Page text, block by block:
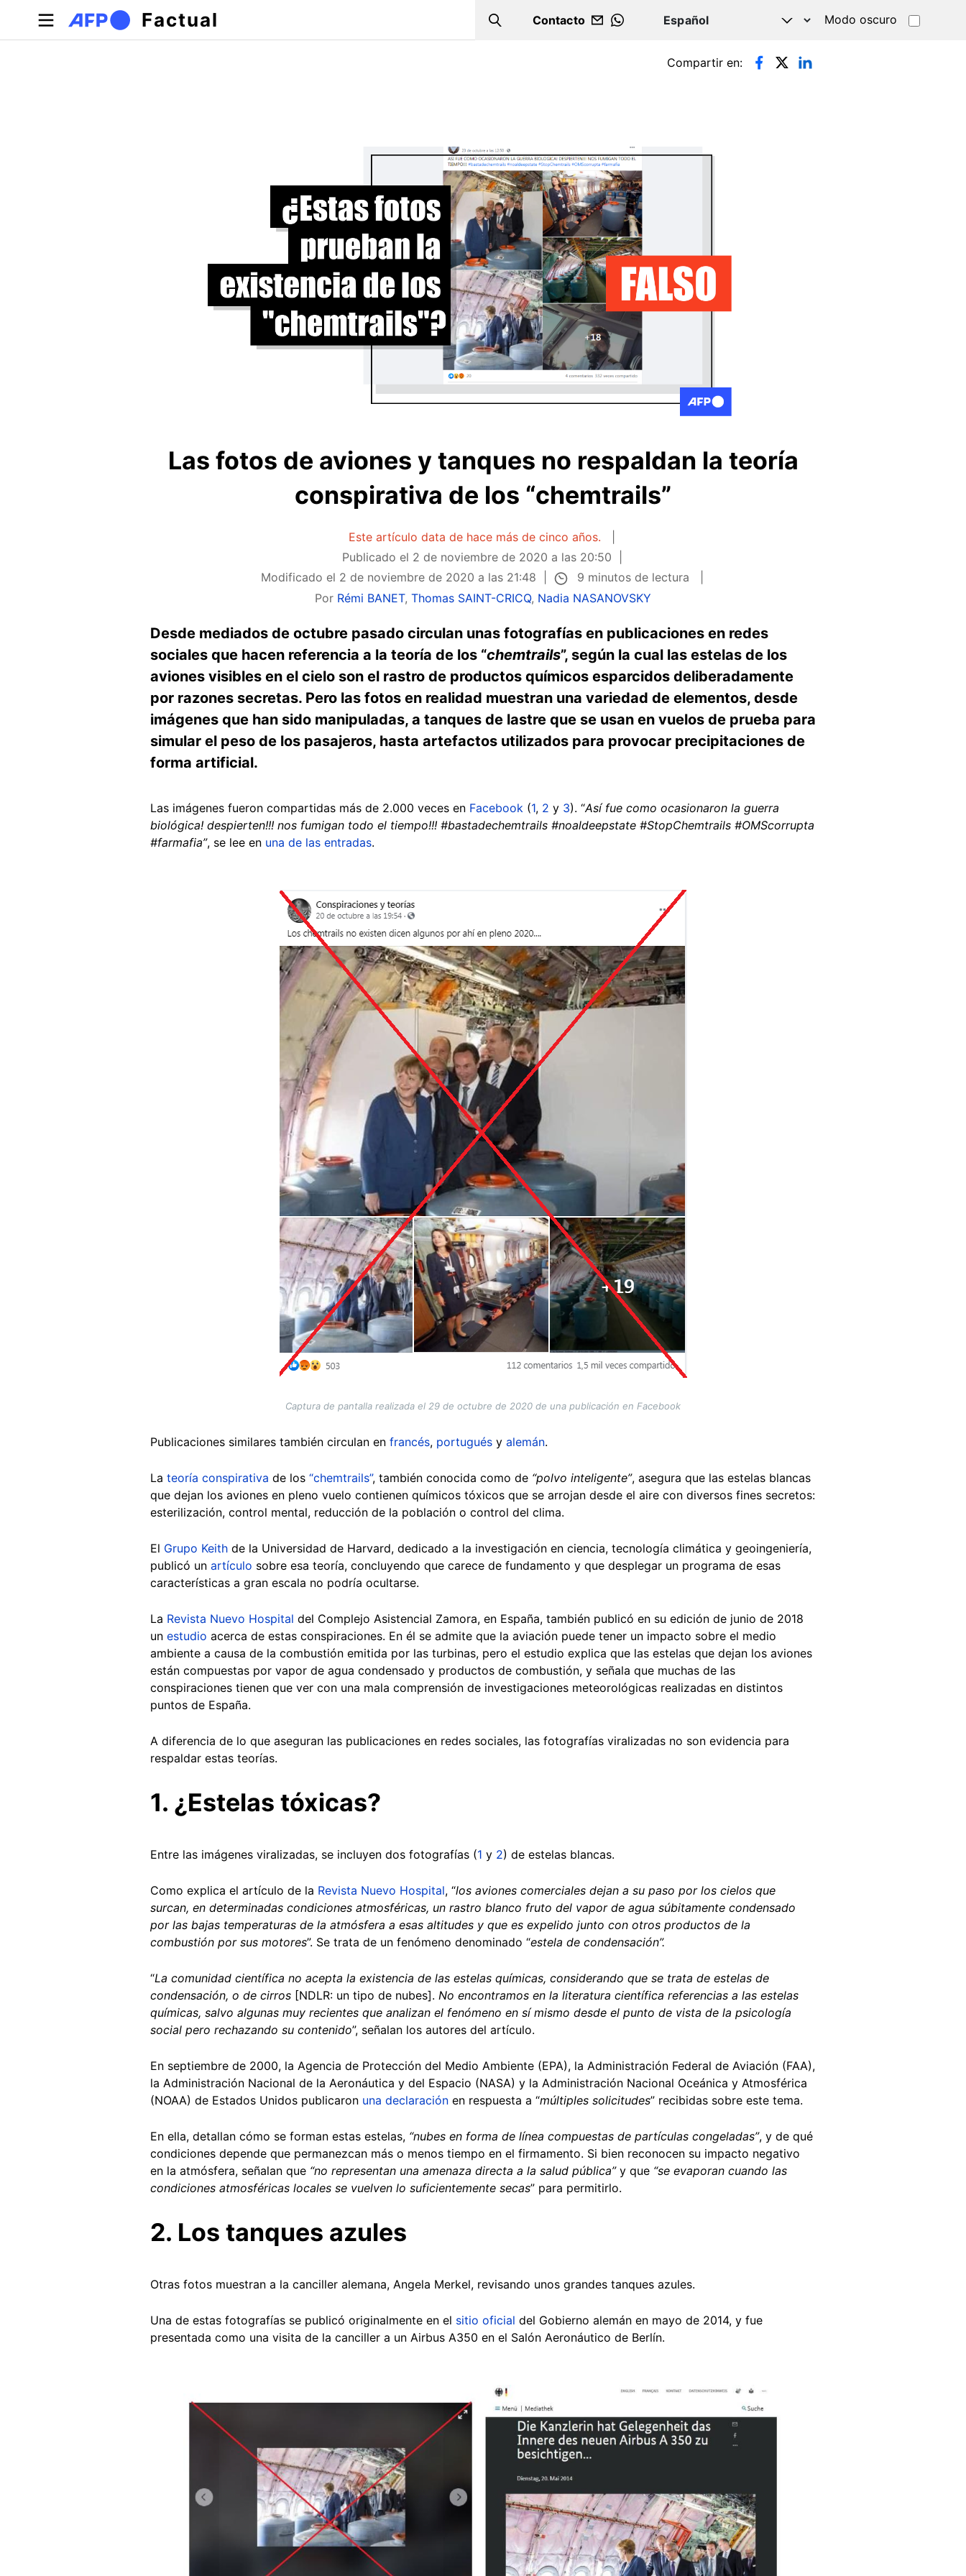
Pasar al contenido principal
Factual Search
Contacto
WHATSAPP
Modo oscuro
Solapas principales Compartir en:
Las fotos de aviones y tanques no respaldan la teoría
conspirativa de los “chemtrails”
Este artículo data de hace más de cinco años.
Publicado el 2 de noviembre de 2020 a las 20:50
Modificado el 2 de noviembre de 2020 a las 21:48
9 minutos de lectura
Por Rémi BANET, Thomas SAINT-CRICQ, Nadia NASANOVSKY
Desde mediados de octubre pasado circulan unas fotografías en publicaciones en redes
sociales que hacen referencia a la teoría de los “chemtrails”, según la cual las estelas de los
aviones visibles en el cielo son el rastro de productos químicos esparcidos deliberadamente
por razones secretas. Pero las fotos en realidad muestran una variedad de elementos, desde
imágenes que han sido manipuladas, a tanques de lastre que se usan en vuelos de prueba para
simular el peso de los pasajeros, hasta artefactos utilizados para provocar precipitaciones de
forma artificial.
Las imágenes fueron compartidas más de 2.000 veces en Facebook (1, 2 y 3). “Así fue como ocasionaron la guerra
biológica! despierten!!! nos fumigan todo el tiempo!!! #bastadechemtrails #noaldeepstate #StopChemtrails #OMScorrupta
#farmafia”, se lee en una de las entradas.
Captura de pantalla realizada el 29 de octubre de 2020 de una publicación en Facebook
Publicaciones similares también circulan en francés, portugués y alemán.
La teoría conspirativa de los “chemtrails”, también conocida como de “polvo inteligente”, asegura que las estelas blancas
que dejan los aviones en pleno vuelo contienen químicos tóxicos que se arrojan desde el aire con diversos fines secretos:
esterilización, control mental, reducción de la población o control del clima.
El Grupo Keith de la Universidad de Harvard, dedicado a la investigación en ciencia, tecnología climática y geoingeniería,
publicó un artículo sobre esa teoría, concluyendo que carece de fundamento y que desplegar un programa de esas
características a gran escala no podría ocultarse.
La Revista Nuevo Hospital del Complejo Asistencial Zamora, en España, también publicó en su edición de junio de 2018
un estudio acerca de estas conspiraciones. En él se admite que la aviación puede tener un impacto sobre el medio
ambiente a causa de la combustión emitida por las turbinas, pero el estudio explica que las estelas que dejan los aviones
están compuestas por vapor de agua condensado y productos de combustión, y señala que muchas de las
conspiraciones tienen que ver con una mala comprensión de investigaciones meteorológicas realizadas en distintos
puntos de España.
A diferencia de lo que aseguran las publicaciones en redes sociales, las fotografías viralizadas no son evidencia para
respaldar estas teorías.
1. ¿Estelas tóxicas?
Entre las imágenes viralizadas, se incluyen dos fotografías (1 y 2) de estelas blancas.
Como explica el artículo de la Revista Nuevo Hospital, “los aviones comerciales dejan a su paso por los cielos que
surcan, en determinadas condiciones atmosféricas, un rastro blanco fruto del vapor de agua súbitamente condensado
por las bajas temperaturas de la atmósfera a esas altitudes y que es expelido junto con otros productos de la
combustión por sus motores”. Se trata de un fenómeno denominado “estela de condensación”.
“La comunidad científica no acepta la existencia de las estelas químicas, considerando que se trata de estelas de
condensación, o de cirros [NDLR: un tipo de nubes]. No encontramos en la literatura científica referencias a las estelas
químicas, salvo algunas muy recientes que analizan el fenómeno en sí mismo desde el punto de vista de la psicología
social pero rechazando su contenido”, señalan los autores del artículo.
En septiembre de 2000, la Agencia de Protección del Medio Ambiente (EPA), la Administración Federal de Aviación (FAA),
la Administración Nacional de la Aeronáutica y del Espacio (NASA) y la Administración Nacional Oceánica y Atmosférica
(NOAA) de Estados Unidos publicaron una declaración en respuesta a “múltiples solicitudes” recibidas sobre este tema.
En ella, detallan cómo se forman estas estelas, “nubes en forma de línea compuestas de partículas congeladas”, y de qué
condiciones depende que permanezcan más o menos tiempo en el firmamento. Si bien reconocen su impacto negativo
en la atmósfera, señalan que “no representan una amenaza directa a la salud pública”y que “se evaporan cuando las
condiciones atmosféricas locales se vuelven lo suficientemente secas” para permitirlo.
2. Los tanques azules
Otras fotos muestran a la canciller alemana, Angela Merkel, revisando unos grandes tanques azules.
Una de estas fotografías se publicó originalmente en el sitio oficial del Gobierno alemán en mayo de 2014, y fue
presentada como una visita de la canciller a un Airbus A350 en el Salón Aeronáutico de Berlín.